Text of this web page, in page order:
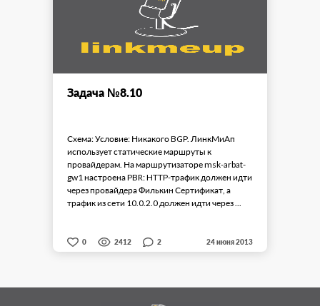
Задача №8.10
Схема: Условие: Никакого BGP. ЛинкМиАп
использует статические маршруты к
провайдерам. На маршрутизаторе msk-arbat-
gw1 настроена PBR: HTTP-трафик должен идти
через провайдера Филькин Сертификат, а
трафик из сети 10.0.2.0 должен идти через ...
0 2412 2 24 июня 2013